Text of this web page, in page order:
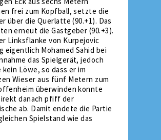
frei zum Kopfball, setzte die
über die Querlatte (90.+1). Das
erneut die Gastgeber (90.+3).
Linksflanke von Kurpejovic
eigentlich Mohamed Sahid bei
das Spielgerät, jedoch
Löwe, so dass er im
Wieser aus fünf Metern zum
überwinden konnte
danach pfiff der
ab. Damit endete die Partie
Spielstand wie das